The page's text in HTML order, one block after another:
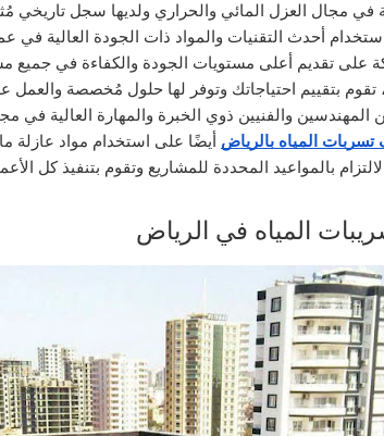
في مجال العزل المائي والحراري ولديها سجل تاريخي
أحدث التقنيات والمواد ذات الجودة العالية في
على تقديم أعلى مستويات الجودة والكفاءة في جميع
تقوم بتقييم احتياجاتك وتوفر لها حلول مُخصصة والعمل
والفنيين ذوي الخبرة والمهارة العالية في
المياه بالرياض أيضًا على استخدام مواد عازلة
بالمواعيد المحددة للمشاريع وتقوم بتنفيذ كل
المياه في الرياض